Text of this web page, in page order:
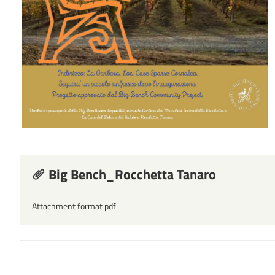
Big Bench_Rocchetta Tanaro
Attachment format pdf